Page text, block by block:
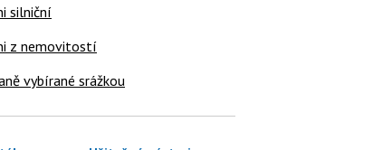
silniční
z nemovitostí
vybírané srážkou